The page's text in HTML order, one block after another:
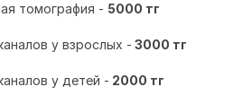
томография - 5000 тг
у взрослых - 3000 тг
у детей - 2000 тг